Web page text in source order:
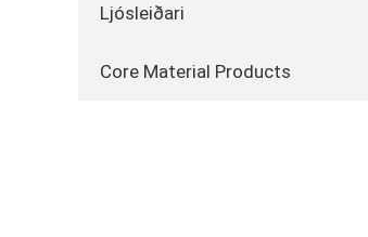
Ljósleiðari
Core Material Products